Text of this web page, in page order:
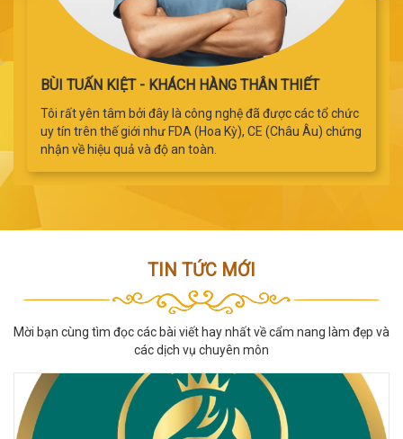
BÙI TUẤN KIỆT - KHÁCH HÀNG THÂN THIẾT
Tôi rất yên tâm bởi đây là công nghệ đã được các tổ chức
uy tín trên thế giới như FDA (Hoa Kỳ), CE (Châu Âu) chứng
nhận về hiệu quả và độ an toàn.
TIN TỨC MỚI
Mời bạn cùng tìm đọc các bài viết hay nhất về cẩm nang làm đẹp và
các dịch vụ chuyên môn